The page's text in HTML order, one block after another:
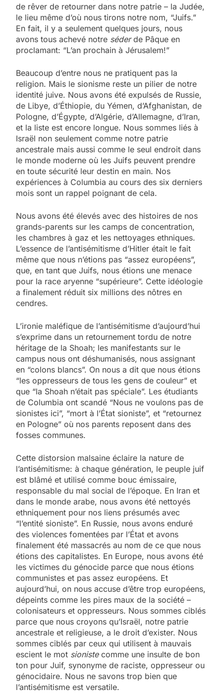
de rêver de retourner dans notre patrie – la Judée,
le lieu même d’où nous tirons notre nom, “Juifs.”
En fait, il y a seulement quelques jours, nous
avons tous achevé notre séderde Pâque en
proclamant: “L’an prochain à Jérusalem!”
Beaucoup d’entre nous ne pratiquent pas la
religion. Mais le sionisme reste un pilier de notre
identité juive. Nous avons été expulsés de Russie,
de Libye, d’Éthiopie, du Yémen, d’Afghanistan, de
Pologne, d’Égypte, d’Algérie, d’Allemagne, d’Iran,
et la liste est encore longue. Nous sommes liés à
Israël non seulement comme notre patrie
ancestrale mais aussi comme le seul endroit dans
le monde moderne où les Juifs peuvent prendre
en toute sécurité leur destin en main. Nos
expériences à Columbia au cours des six derniers
mois sont un rappel poignant de cela.
Nous avons été élevés avec des histoires de nos
grands-parents sur les camps de concentration,
les chambres à gaz et les nettoyages ethniques.
L’essence de l’antisémitisme d’Hitler était le fait
même que nous n’étions pas “assez européens”,
que, en tant que Juifs, nous étions une menace
pour la race aryenne “supérieure”. Cette idéologie
a finalement réduit six millions des nôtres en
cendres.
L’ironie maléfique de l’antisémitisme d’aujourd’hui
s’exprime dans un retournement tordu de notre
héritage de la Shoah; les manifestants sur le
campus nous ont déshumanisés, nous assignant
en “colons blancs”. On nous a dit que nous étions
“les oppresseurs de tous les gens de couleur” et
que “la Shoah n’était pas spéciale”. Les étudiants
de Columbia ont scandé “Nous ne voulons pas de
sionistes ici”, “mort à l’État sioniste”, et “retournez
en Pologne” où nos parents reposent dans des
fosses communes.
Cette distorsion malsaine éclaire la nature de
l’antisémitisme: à chaque génération, le peuple juif
est blâmé et utilisé comme bouc émissaire,
responsable du mal social de l’époque. En Iran et
dans le monde arabe, nous avons été nettoyés
ethniquement pour nos liens présumés avec
“l’entité sioniste”. En Russie, nous avons enduré
des violences fomentées par l’État et avons
finalement été massacrés au nom de ce que nous
étions des capitalistes. En Europe, nous avons été
les victimes du génocide parce que nous étions
communistes et pas assez européens. Et
aujourd’hui, on nous accuse d’être trop européens,
dépeints comme les pires maux de la société –
colonisateurs et oppresseurs. Nous sommes ciblés
parce que nous croyons qu’Israël, notre patrie
ancestrale et religieuse, a le droit d’exister. Nous
sommes ciblés par ceux qui utilisent à mauvais
escient le mot sionistecomme une insulte de bon
ton pour Juif, synonyme de raciste, oppresseur ou
génocidaire. Nous ne savons trop bien que
l’antisémitisme est versatile.